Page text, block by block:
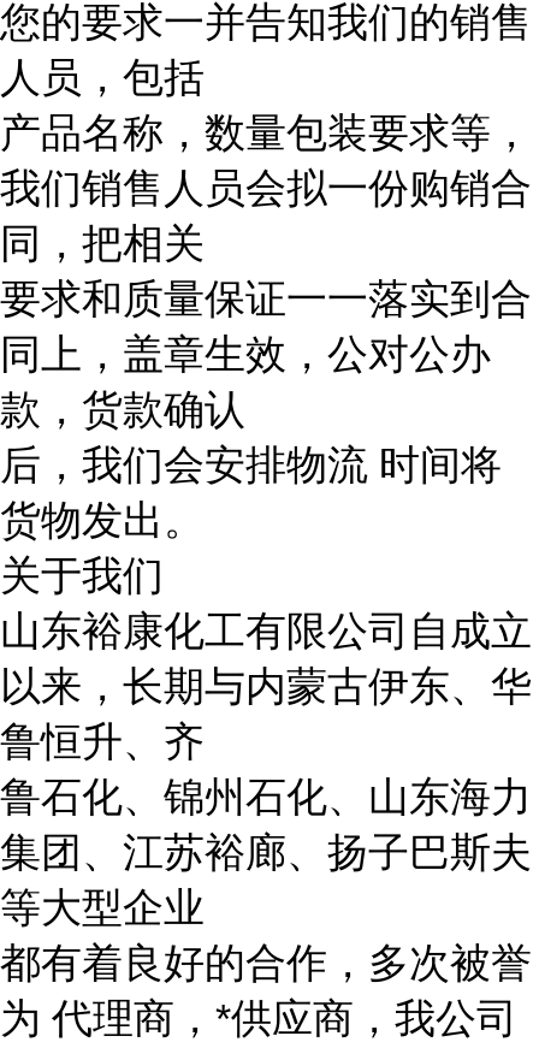
您的要求一并告知我们的销售
人员，包括
产品名称，数量包装要求等，
我们销售人员会拟一份购销合
同，把相关
要求和质量保证一一落实到合
同上，盖章生效，公对公办
款，货款确认
后，我们会安排物流 时间将
货物发出。
关于我们
山东裕康化工有限公司自成立
以来，长期与内蒙古伊东、华
鲁恒升、齐
鲁石化、锦州石化、山东海力
集团、江苏裕廊、扬子巴斯夫
等大型企业
都有着良好的合作，多次被誉
为 代理商，*供应商，我公司